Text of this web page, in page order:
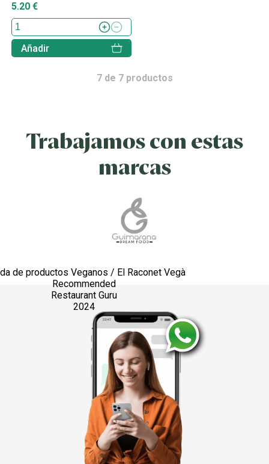
5.20 €
Añadir
7de 7productos
Trabajamos con estas
marcas
de productos Veganos / El Raconet Vegà
Recommended
Restaurant Guru
2024